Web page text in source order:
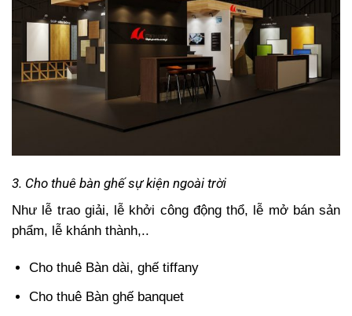
3. Cho thuê bàn ghế sự kiện ngoài trời
Như lễ trao giải, lễ khởi công động thổ, lễ mở bán sản
phẩm, lễ khánh thành,..
Cho thuê Bàn dài, ghế tiffany
Cho thuê Bàn ghế banquet